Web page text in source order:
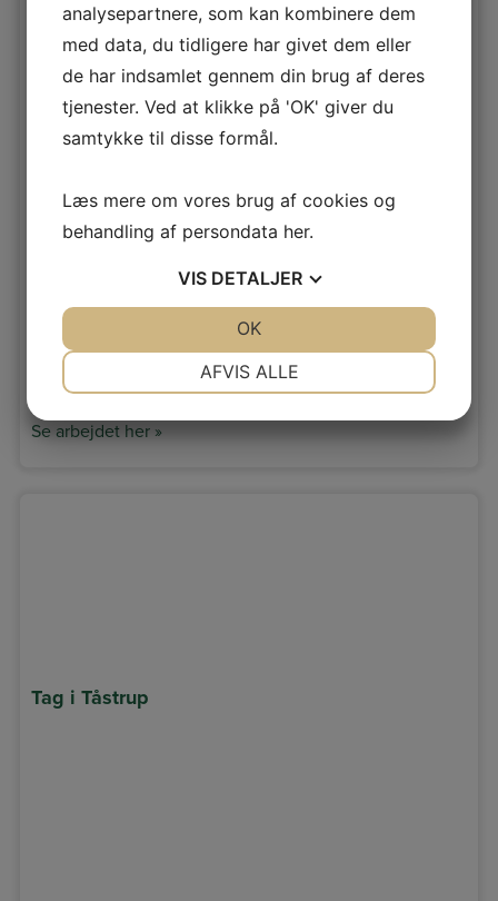
Tag i Roskilde
Udskiftning af eksisterende undertag ud med diffusions
Se arbejdet her »
Tag i Tåstrup
analysepartnere, som kan kombinere dem
med data, du tidligere har givet dem eller
de har indsamlet gennem din brug af deres
tjenester. Ved at klikke på 'OK' giver du
samtykke til disse formål.
Læs mere om vores brug af cookies og
behandling af persondata her.
VIS DETALJER
MARKETING
AFVIS ALLE
OK